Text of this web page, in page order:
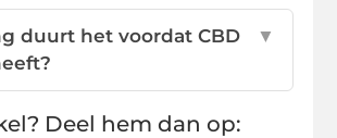
duurt het voordat CBD
▼
Deel hem dan op: